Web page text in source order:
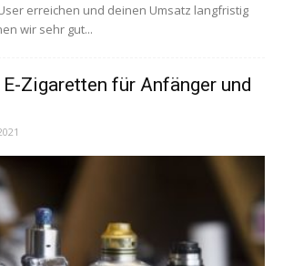
erreichen und deinen Umsatz langfristig
wir sehr gut...
Zigaretten für Anfänger und